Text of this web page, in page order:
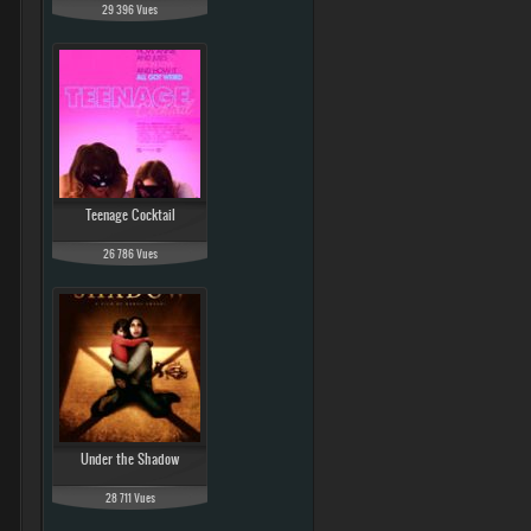
29 396 Vues
Teenage Cocktail
26 786 Vues
Under the Shadow
28 711 Vues